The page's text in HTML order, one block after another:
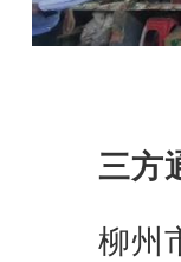
三方
柳州市